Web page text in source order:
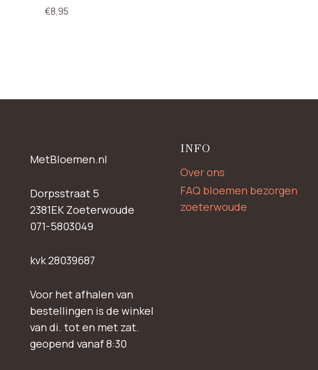
€8,95
MetBloemen.nl
Dorpsstraat 5
2381EK Zoeterwoude
071-5803049
kvk 28039687
Voor het afhalen van
bestellingen is de winkel
van di. tot en met zat.
geopend vanaf 8:30
INFO
Over ons
FAQ bloemen bezorgen
zoeterwoude